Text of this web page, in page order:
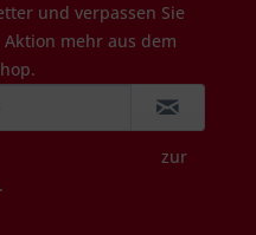
und verpassen Sie
mehr aus dem
zur